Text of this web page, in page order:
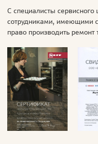
С специалисты
сотрудниками, имеющими
право производить ремонт